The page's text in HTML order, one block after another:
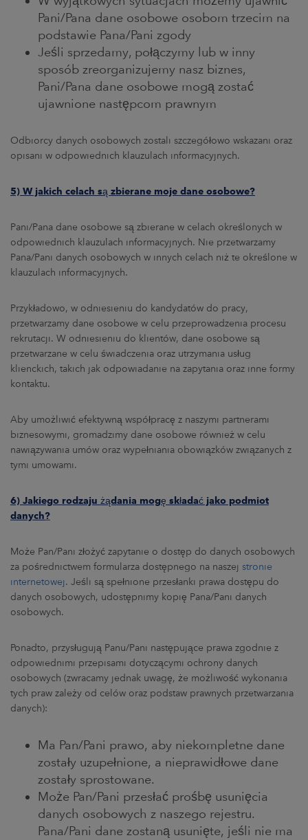
Pani/Pana dane osobowe osobom trzecim na
podstawie Pana/Pani zgody
Jeśli sprzedamy, połączymy lub w inny
sposób zreorganizujemy nasz biznes,
Pani/Pana dane osobowe mogą zostać
ujawnione następcom prawnym
Odbiorcy danych osobowych zostali szczegółowo wskazani oraz
opisani w odpowiednich klauzulach informacyjnych.
5) W jakich celach są zbierane moje dane osobowe?
Pani/Pana dane osobowe są zbierane w celach określonych w
odpowiednich klauzulach informacyjnych. Nie przetwarzamy
Pana/Pani danych osobowych w innych celach niż te określone w
klauzulach informacyjnych.
Przykładowo, w odniesieniu do kandydatów do pracy,
przetwarzamy dane osobowe w celu przeprowadzenia procesu
rekrutacji. W odniesieniu do klientów, dane osobowe są
przetwarzane w celu świadczenia oraz utrzymania usług
klienckich, takich jak odpowiadanie na zapytania oraz inne formy
kontaktu.
Aby umożliwić efektywną współpracę z naszymi partnerami
biznesowymi, gromadzimy dane osobowe również w celu
nawiązywania umów oraz wypełniania obowiązków związanych z
tymi umowami.
6) Jakiego rodzaju żądania mogę składać jako podmiot
danych?
Może Pan/Pani złożyć zapytanie o dostęp do danych osobowych
za pośrednictwem formularza dostępnego na naszej stronie
internetowej. Jeśli są spełnione przesłanki prawa dostępu do
danych osobowych, udostępnimy kopię Pana/Pani danych
osobowych.
Ponadto, przysługują Panu/Pani następujące prawa zgodnie z
odpowiednimi przepisami dotyczącymi ochrony danych
osobowych (zwracamy jednak uwagę, że możliwość wykonania
tych praw zależy od celów oraz podstaw prawnych przetwarzania
danych):
Ma Pan/Pani prawo, aby niekompletne dane
zostały uzupełnione, a nieprawidłowe dane
zostały sprostowane.
Może Pan/Pani przesłać prośbę usunięcia
danych osobowych z naszego rejestru.
Pana/Pani dane zostaną usunięte, jeśli nie ma